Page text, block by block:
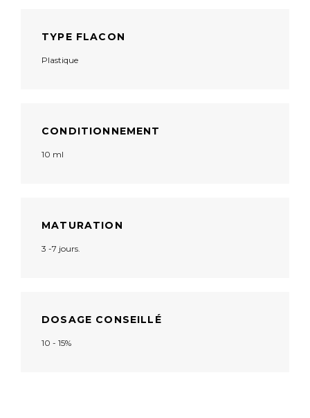
TYPE FLACON
Plastique
CONDITIONNEMENT
10 ml
MATURATION
3 -7 jours.
DOSAGE CONSEILLÉ
10 - 15%